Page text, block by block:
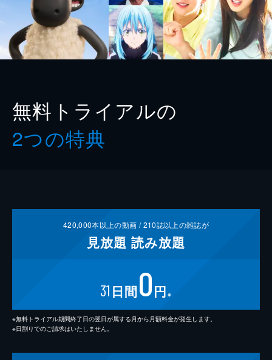
無料トライアルの
2つの特典
420,000本以上の動画 /210誌以上の雑誌が
見放題 読み放題
31 日間0円 ※
※無料トライアル期間終了日の翌日が属する月から月額料金が発生します。
※日割りでのご請求はいたしません。